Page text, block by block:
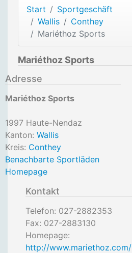
Start
Sportgeschäft
Wallis
Conthey
Mariéthoz Sports
Mariéthoz Sports
Adresse
Mariéthoz Sports
1997 Haute-Nendaz
Kanton: Wallis
Kreis: Conthey
Benachbarte Sportläden
Homepage
Kontakt
Telefon: 027-2882353
Fax: 027-2883130
Homepage:
http://www.mariethoz.com/